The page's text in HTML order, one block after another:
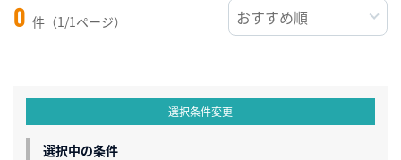
0 件（1/1ページ）
選択条件変更
選択中の条件